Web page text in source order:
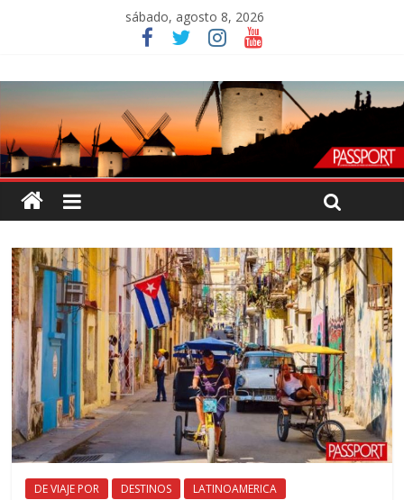
sábado, agosto 8, 2026
DE VIAJE POR DESTINOS LATINOAMERICA